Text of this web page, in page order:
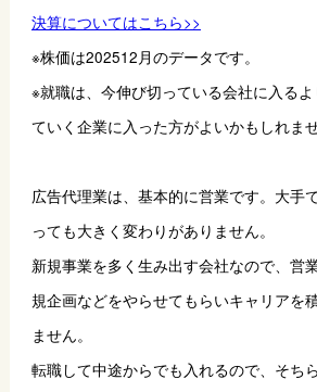
決算についてはこちら>>
※株価は202512月のデータです。
※就職は、今伸び切っている会社に入る
ていく企業に入った方がよいかもしれませ
広告代理業は、基本的に営業です。大手
っても大きく変わりがありません。
新規事業を多く生み出す会社なので、営
規企画などをやらせてもらいキャリアを
ません。
転職して中途からでも入れるので、そち